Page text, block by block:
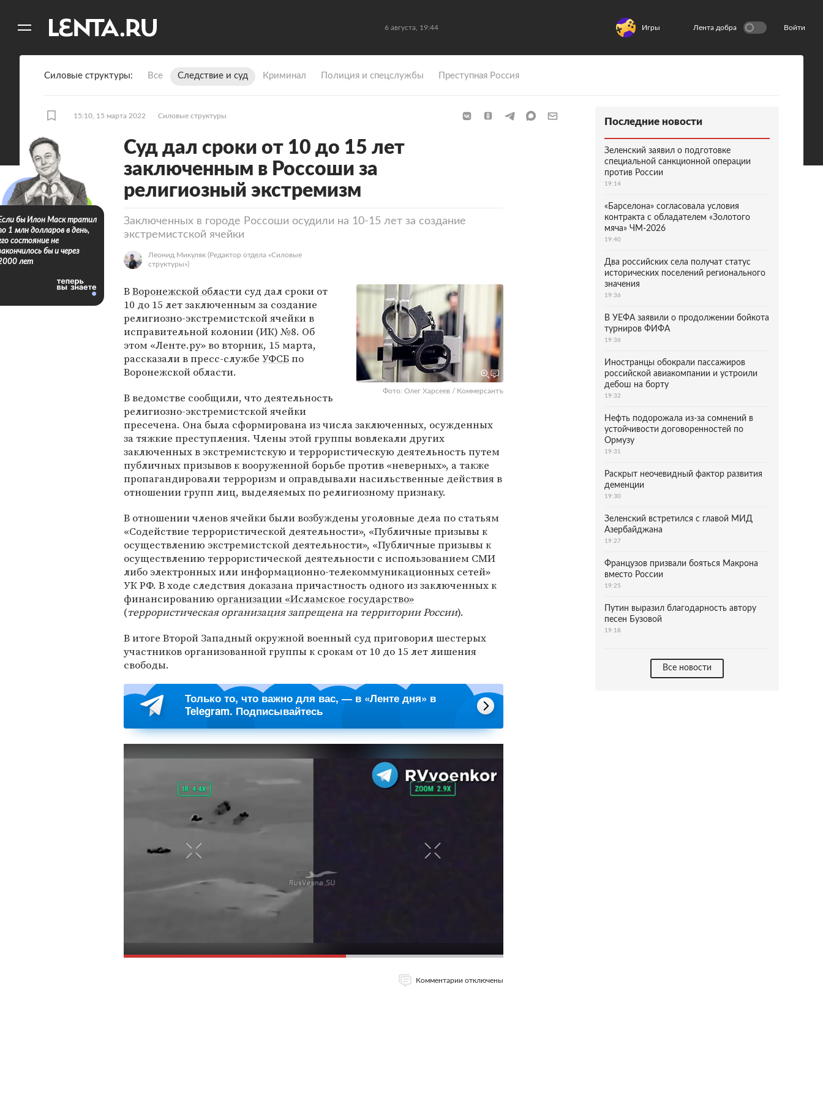
6 августа, 19:44 Игры Лента добра Войти
Силовые структуры Все Следствие и суд Криминал Полиция и спецслужбы Преступная Россия
15:10, 15 марта 2022 Силовые структуры
Суд дал сроки от 10 до 15 лет
заключенным в Россоши за
религиозный экстремизм
Заключенных в городе Россоши осудили на 10-15 лет за создание
экстремистской ячейки
Леонид Микуляк (Редактор отдела «Силовые
структуры»)
Фото: Олег Харсеев / Коммерсантъ
ВВоронежской области суд дал сроки от
10 до 15 лет заключенным за создание
религиозно-экстремистской ячейки в
исправительной колонии (ИК) №8. Об
этом «Ленте.ру» во вторник, 15 марта,
рассказали в пресс-службе УФСБпо
Воронежской области.
В ведомстве сообщили, что деятельность
религиозно-экстремистской ячейки
пресечена. Она была сформирована из числа заключенных, осужденных
за тяжкие преступления. Члены этой группы вовлекали других
заключенных в экстремистскую и террористическую деятельность путем
публичных призывов к вооруженной борьбе против «неверных», а также
пропагандировали терроризм и оправдывали насильственные действия в
отношении групп лиц, выделяемых по религиозному признаку.
В отношении членов ячейки были возбуждены уголовные дела по статьям
«Содействие террористической деятельности», «Публичные призывы к
осуществлению экстремистской деятельности», «Публичные призывы к
осуществлению террористической деятельности с использованием СМИ
либо электронных или информационно-телекоммуникационных сетей»
УК РФ. В ходе следствия доказана причастность одного из заключенных к
финансированию организации «Исламское государство»
(террористическая организация запрещена на территории России).
В итоге Второй Западный окружной военный суд приговорил шестерых
участников организованной группы к срокам от 10 до 15 лет лишения
свободы.
Только то, что важно для вас, — в «Ленте дня» в
Telegram. Подписывайтесь
Комментарии отключены
бы Илон Маск тратил
1 млн долларов в день,
состояние не
бы и через
лет
Последние новости
Зеленский заявил о подготовке
специальной санкционной операции
против России
19:14
«Барселона» согласовала условия
контракта с обладателем «Золотого
мяча» ЧМ-2026
19:40
Два российских села получат статус
исторических поселений регионального
значения
19:36
В УЕФА заявили о продолжении бойкота
турниров ФИФА
19:36
Иностранцы обокрали пассажиров
российской авиакомпании и устроили
дебош на борту
19:32
Нефть подорожала из-за сомнений в
устойчивости договоренностей по
Ормузу
19:31
Раскрыт неочевидный фактор развития
деменции
19:30
Зеленский встретился с главой МИД
Азербайджана
19:27
Французов призвали бояться Макрона
вместо России
19:25
Путин выразил благодарность автору
песен Бузовой
19:18
Все новости